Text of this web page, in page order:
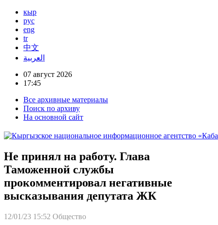
кыр
рус
eng
tr
中文
العربية
07 август 2026
17:45
Все архивные материалы
Поиск по архиву
На основной сайт
Не принял на работу. Глава
Таможенной службы
прокомментировал негативные
высказывания депутата ЖК
12/01/23 15:52 Общество